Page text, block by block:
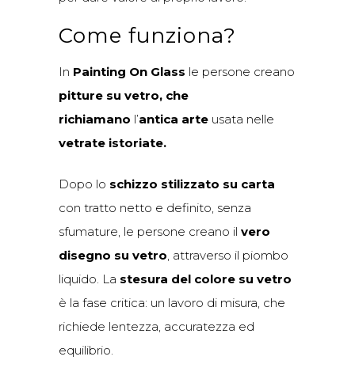
Come funziona?
In Painting On Glass le persone creano
pitture su vetro, che
richiamano l’antica arte usata nelle
vetrate istoriate.
Dopo lo schizzo stilizzato su carta
con tratto netto e definito, senza
sfumature, le persone creano il vero
disegno su vetro, attraverso il piombo
liquido. La stesura del colore su vetro
è la fase critica: un lavoro di misura, che
richiede lentezza, accuratezza ed
equilibrio.